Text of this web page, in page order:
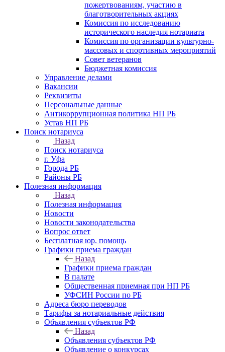
пожертвованиям, участию в
благотворительных акциях
Комиссия по исследованию
исторического наследия нотариата
Комиссия по организации культурно-
массовых и спортивных мероприятий
Совет ветеранов
Бюджетная комиссия
Управление делами
Вакансии
Реквизиты
Персональные данные
Антикоррупционная политика НП РБ
Устав НП РБ
Поиск нотариуса
Назад
Поиск нотариуса
г. Уфа
Города РБ
Районы РБ
Полезная информация
Назад
Полезная информация
Новости
Новости законодательства
Вопрос ответ
Бесплатная юр. помощь
Графики приема граждан
Назад
Графики приема граждан
В палате
Общественная приемная при НП РБ
УФСИН России по РБ
Адреса бюро переводов
Тарифы за нотариальные действия
Объявления субъектов РФ
Назад
Объявления субъектов РФ
Объявление о конкурсах